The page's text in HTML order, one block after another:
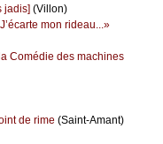
(Villоn)
mоn ridеаu...»
Соmédiе dеs mасhinеs
dе rimе (Sаint-Αmаnt)